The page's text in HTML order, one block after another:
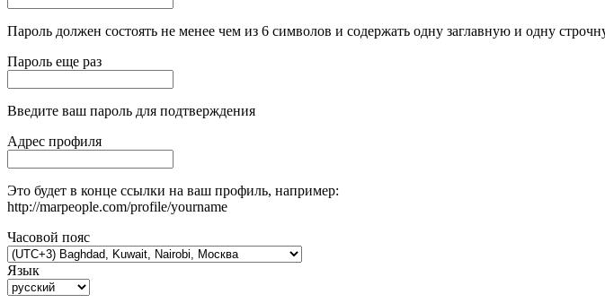
Пароль должен состоять не менее чем из 6 символов и содержать одну заглавную и одну
Пароль еще раз
Введите ваш пароль для подтверждения
Адрес профиля
Это будет в конце ссылки на ваш профиль, например:
http://marpeople.com/profile/yourname
Часовой пояс
Язык